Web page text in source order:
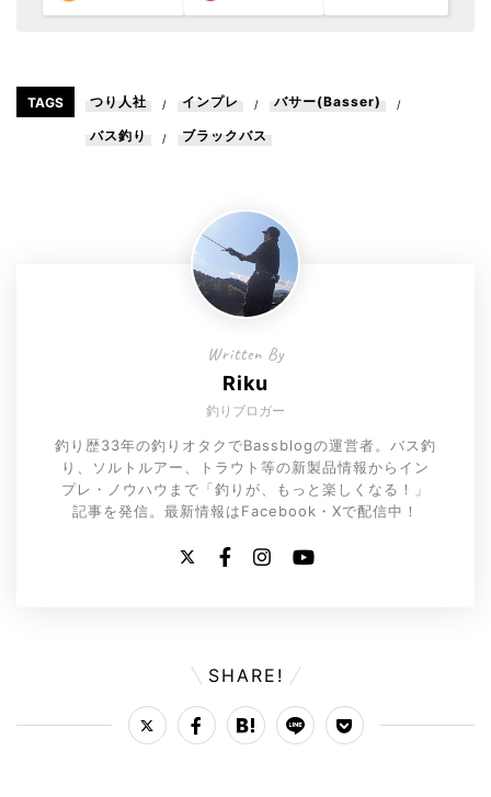
TAGS つり人社 / インプレ / バサー(Basser) /
バス釣り / ブラックバス
Written By
Riku
釣りブロガー
釣り歴33年の釣りオタクでBassblogの運営者。バス釣
り、ソルトルアー、トラウト等の新製品情報からイン
プレ・ノウハウまで「釣りが、もっと楽しくなる！」
記事を発信。最新情報はFacebook・Xで配信中！
SHARE!